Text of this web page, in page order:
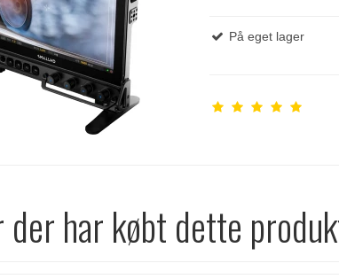
På eget lager
der har købt dette